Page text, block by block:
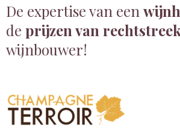
De expertise van een
de prijzen van
wijnbouwer!